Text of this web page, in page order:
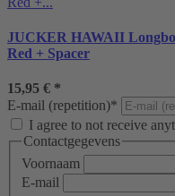
JUCKER HAWAII
Red + Spacer
15,95 € *
E-mail (repetition)*
I agree to not receive
Contactgegevens
Voornaam
E-mail